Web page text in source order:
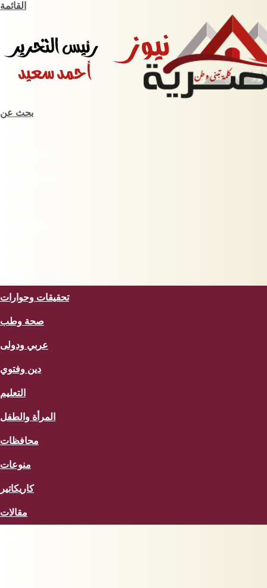
القائمة
بحث عن
تحقيقات وحوارات
صحة وطب
عربي ودولى
دين وفتوي
التعليم
المرأة والطفل
محافظات
منوعات
كاريكاتير
مقالات